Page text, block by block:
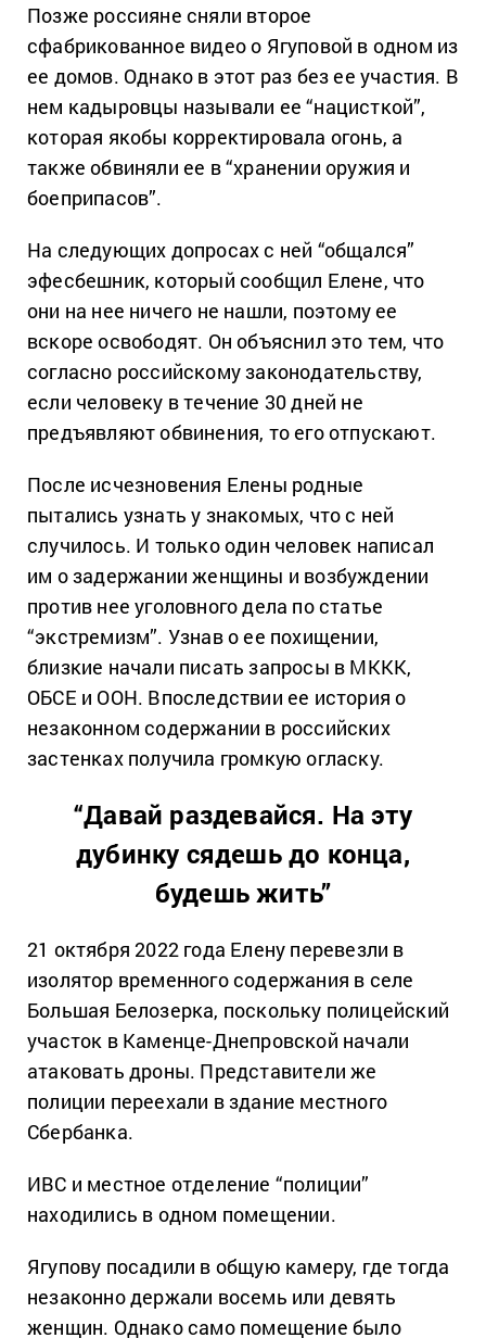
Позже россияне сняли второе
сфабрикованное видео о Ягуповой в одном из
ее домов. Однако в этот раз без ее участия. В
нем кадыровцы называли ее “нацисткой”,
которая якобы корректировала огонь, а
также обвиняли ее в “хранении оружия и
боеприпасов”.
На следующих допросах с ней “общался”
эфесбешник, который сообщил Елене, что
они на нее ничего не нашли, поэтому ее
вскоре освободят. Он объяснил это тем, что
согласно российскому законодательству,
если человеку в течение 30 дней не
предъявляют обвинения, то его отпускают.
После исчезновения Елены родные
пытались узнать у знакомых, что с ней
случилось. И только один человек написал
им о задержании женщины и возбуждении
против нее уголовного дела по статье
“экстремизм”. Узнав о ее похищении,
близкие начали писать запросы в МККК,
ОБСЕ и ООН. Впоследствии ее история о
незаконном содержании в российских
застенках получила громкую огласку.
“Давай раздевайся. На эту
дубинку сядешь до конца,
будешь жить”
21 октября 2022 года Елену перевезли в
изолятор временного содержания в селе
Большая Белозерка, поскольку полицейский
участок в Каменце-Днепровской начали
атаковать дроны. Представители же
полиции переехали в здание местного
Сбербанка.
ИВС и местное отделение “полиции”
находились в одном помещении.
Ягупову посадили в общую камеру, где тогда
незаконно держали восемь или девять
женщин. Однако само помещение было